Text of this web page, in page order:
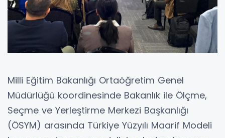
Milli Eğitim Bakanlığı Ortaöğretim Genel
Müdürlüğü koordinesinde Bakanlık ile Ölçme,
Seçme ve Yerleştirme Merkezi Başkanlığı
(ÖSYM) arasında Türkiye Yüzyılı Maarif Modeli